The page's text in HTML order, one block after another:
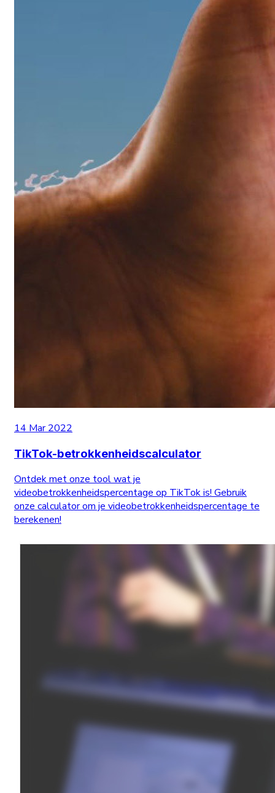
14 Mar 2022
TikTok-betrokkenheidscalculator
Ontdek met onze tool wat je
videobetrokkenheidspercentage op TikTok is! Gebruik
onze calculator om je videobetrokkenheidspercentage te
berekenen!